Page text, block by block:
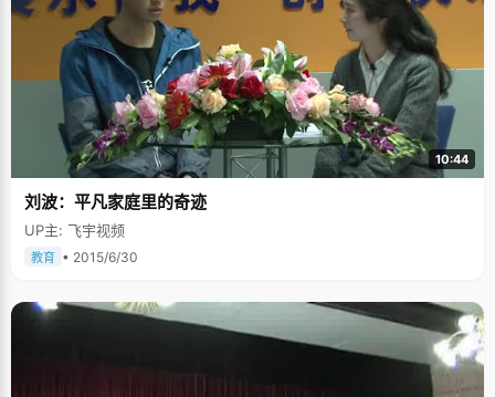
10:44
刘波：平凡家庭里的奇迹
UP主: 飞宇视频
教育 • 2015/6/30